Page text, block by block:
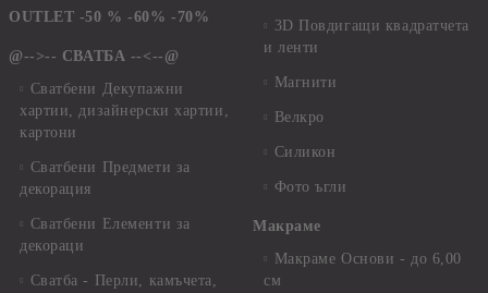
OUTLET -50 % -60% -70%
@-->-- СВАТБА --<--@
Сватбени Декупажни
хартии, дизайнерски хартии,
картони
Сватбени Предмети за
декорация
Сватбени Елементи за
декораци
Сватба - Перли, камъчета,
3D Повдигащи квадратчета
и ленти
Магнити
Велкро
Силикон
Фото ъгли
Макраме
Макраме Основи - до 6,00
см